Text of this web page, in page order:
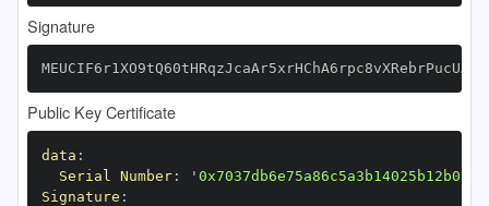
Signature
Public Key Certificate
data :
Serial Number:
Signature :